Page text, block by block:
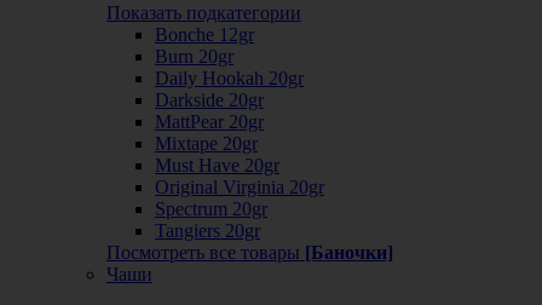
Показать подкатегории
Bonche 12gr
Burn 20gr
Daily Hookah 20gr
Darkside 20gr
MattPear 20gr
Mixtape 20gr
Must Have 20gr
Original Virginia 20gr
Spectrum 20gr
Tangiers 20gr
Посмотреть все товары [Баночки]
Чаши